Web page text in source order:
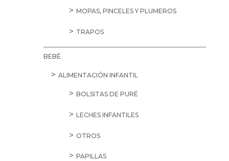
MOPAS, PINCELES Y PLUMEROS
TRAPOS
BEBÉ
ALIMENTACIÓN INFANTIL
BOLSITAS DE PURÉ
LECHES INFANTILES
OTROS
PAPILLAS